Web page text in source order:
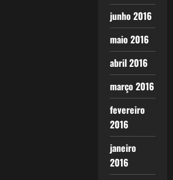
junho 2016
maio 2016
abril 2016
março 2016
fevereiro
2016
janeiro
2016